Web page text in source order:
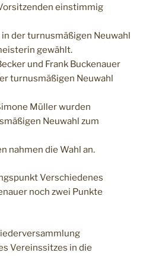
einstimmig
der turnusmäßigen Neuwahl
gewählt.
und Frank Buckenauer
turnusmäßigen Neuwahl
Müller wurden
Neuwahl zum
nahmen die Wahl an.
Verschiedenes
noch zwei Punkte
Vereinssitzes in die